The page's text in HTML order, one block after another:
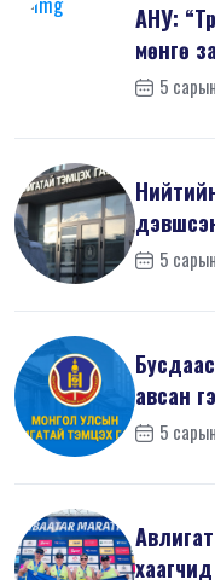
АНУ:
мөнгө
шин...
5
мэдүүл...
5
авсан
5